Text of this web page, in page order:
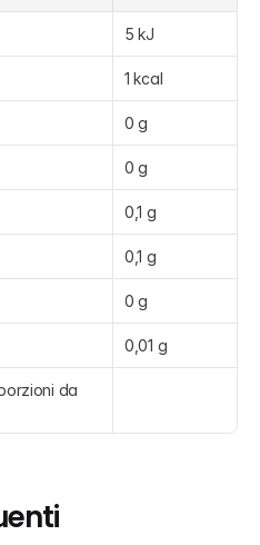
5 kJ
1 kcal
0 g
0 g
0,1 g
0,1 g
0 g
0,01 g
da